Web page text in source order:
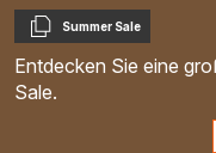
Kopieren
Summer Sale
Entdecken Sie eine
Sale.